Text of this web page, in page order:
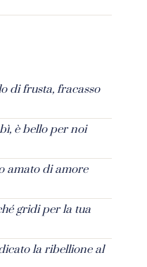
di frusta, fracasso
è bello per noi
amato di amore
gridi per la tua
la ribellione al